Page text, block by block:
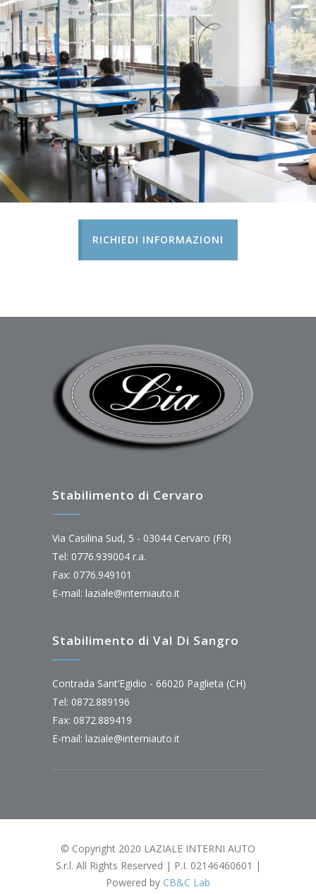
RICHIEDI INFORMAZIONI
Stabilimento di Cervaro
Via Casilina Sud, 5 - 03044 Cervaro (FR)
Tel: 0776.939004 r.a.
Fax: 0776.949101
E-mail: laziale@interniauto.it
Stabilimento di Val Di Sangro
Contrada Sant’Egidio - 66020 Paglieta (CH)
Tel: 0872.889196
Fax: 0872.889419
E-mail: laziale@interniauto.it
© Copyright 2020 LAZIALE INTERNI AUTO
S.r.l. All Rights Reserved | P.I. 02146460601 |
Powered by CB&C Lab